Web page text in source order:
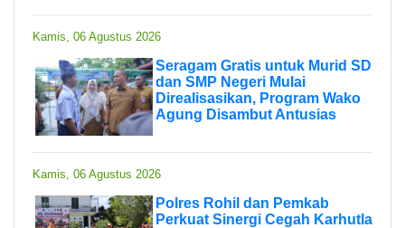
Kamis, 06 Agustus 2026
Seragam Gratis untuk Murid SD
dan SMP Negeri Mulai
Direalisasikan, Program Wako
Agung Disambut Antusias
Kamis, 06 Agustus 2026
Polres Rohil dan Pemkab
Perkuat Sinergi Cegah Karhutla